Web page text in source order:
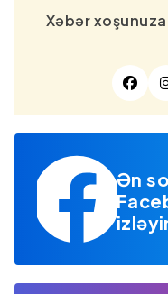
Xəbər
Ən